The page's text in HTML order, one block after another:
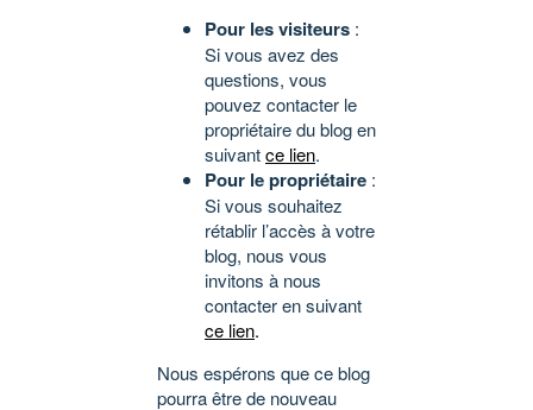
Pour les visiteurs :
Si vous avez des
questions, vous
pouvez contacter le
propriétaire du blog en
suivantce lien.
Pour le propriétaire :
Si vous souhaitez
rétablir l’accès à votre
blog, nous vous
invitons à nous
contacter en suivant
ce lien.
Nous espérons que ce blog
pourra être de nouveau